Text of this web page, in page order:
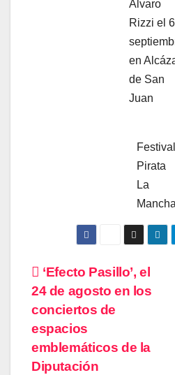
Alvaro
Rizzi el 6
en
de San
Juan
Festival
Pirata
La
Mancha
Navegación
de
entradas
‘Efecto Pasillo’, el
24 de agosto en los
conciertos de
espacios
emblemáticos de la
Diputación